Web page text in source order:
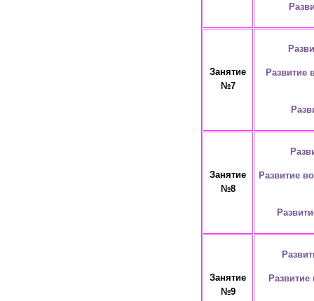
Занятие
№7
Развитие
Занятие
№8
Развитие
Занятие
№9